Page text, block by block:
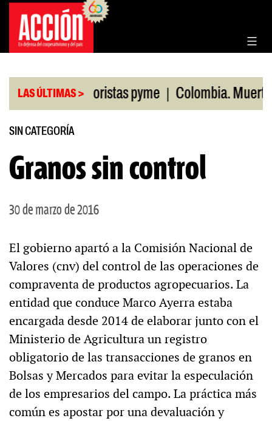
Saltar
contenido
LAS ÚLTIMAS >
ventas minoristas pyme | Colombia. Muertos
SIN CATEGORÍA
Granos sin control
30 de marzo de 2016
El gobierno apartó a la Comisión Nacional de
Valores (cnv) del control de las operaciones de
compraventa de productos agropecuarios. La
entidad que conduce Marco Ayerra estaba
encargada desde 2014 de elaborar junto con el
Ministerio de Agricultura un registro
obligatorio de las transacciones de granos en
Bolsas y Mercados para evitar la especulación
de los empresarios del campo. La práctica más
común es apostar por una devaluación y